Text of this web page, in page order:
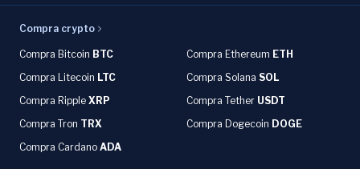
Compra crypto
Compra Bitcoin BTC Compra Ethereum ETH
Compra Litecoin LTC Compra Solana SOL
Compra Ripple XRP Compra Tether USDT
Compra Tron TRX Compra Dogecoin DOGE
Compra Cardano ADA